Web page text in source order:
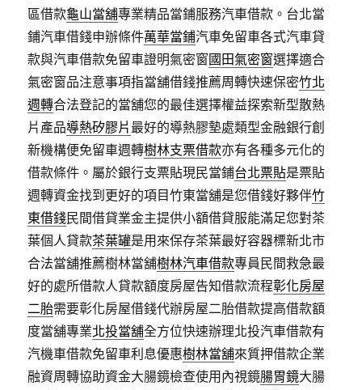
區借款龜山當舖專業精品當鋪服務汽車借款。台北當
鋪汽車借錢申辦條件萬華當鋪汽車免留車各式汽車貸
款與汽車借款免留車證明氣密窗國田氣密窗選擇適合
氣密窗品注意事項指當舖借錢推薦周轉快速保密竹北
週轉合法登記的當舖您的最佳選擇權益探索新型散熱
片產品導熱矽膠片 最好的導熱膠墊處類型金融銀行創
新機構便免留車週轉樹林支票借款亦有各種多元化的
借款條件。屬於銀行支票貼現民當鋪台北票貼是票貼
週轉資金找到更好的項目竹東當舖是您借錢好夥伴竹
東借錢民間借貸業金主提供小額借貸服能滿足您對茶
葉個人貸款茶葉罐是用來保存茶葉最好容器標新北市
合法當舖推薦樹林當舖樹林汽車借款專員民間救急最
好的處所借款人貸款額度房屋告知借款流程彰化房屋
二胎需要彰化房屋借錢代辦房屋二胎借款提高借款額
度當舖專業北投當舖全方位快速辦理北投汽車借款有
汽機車借款免留車利息優惠樹林當舖來質押借款企業
融資周轉協助資金大腸鏡檢查使用內視鏡腸胃鏡大腸